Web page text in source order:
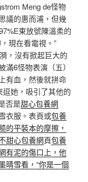
Meng de怪物
議的惠而浦，但幾
東放號陳溫柔的
現在看電視。”
，沒有掀起巨大的
6怪物表演（五）
有血，然後就拼命
她，吸引了其他的
否是甜心包養網
衣服。表頁或包養
的平裝本的摩擦，
甜心包養網頁包養
有泥的傷口上，他
晴雪看，“你是一個